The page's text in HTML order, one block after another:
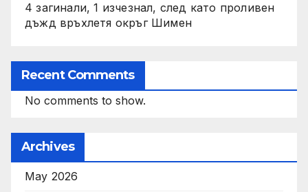
4 загинали, 1 изчезнал, след като проливен
дъжд връхлетя окръг Шимен
Recent Comments
No comments to show.
Archives
May 2026